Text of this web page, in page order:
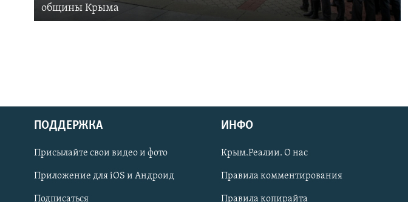
Українською
Qırımtatar
общины Крыма
ПОДДЕРЖКА
Присылайте свои видео и фото
Приложение для iOS и Андроид
Подписаться
ИНФО
Крым.Реалии. О нас
Правила комментирования
Правила копирайта